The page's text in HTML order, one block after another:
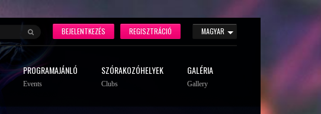
MAGYAR
REGISZTRÁCIÓ
BEJELENTKEZÉS
PROGRAMAJÁNLÓ
Events
SZÓRAKOZÓHELYEK
Clubs
GALÉRIA
Gallery